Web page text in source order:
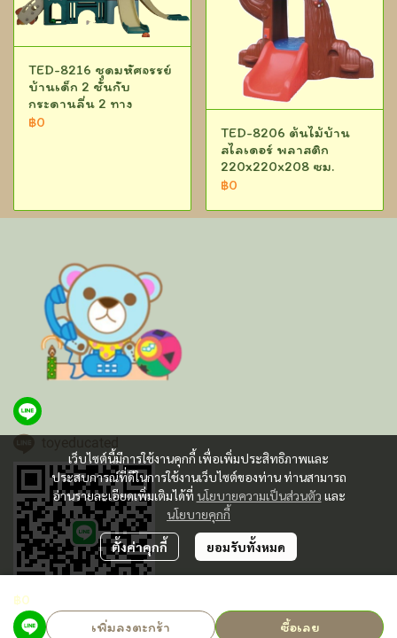
TED-8216 ชุดมหัศจรรย์
บ้านเด็ก 2 ชั้นกับ
กระดานลื่น 2 ทาง
฿0
TED-8206 ต้นไม้บ้าน
สไลเดอร์ พลาสติก
220x220x208 ซม.
฿0
฿0
เพิ่มลงตะกร้า
ซื้อเลย
เว็บไซต์นี้มีการใช้งานคุกกี้ เพื่อเพิ่มประสิทธิภาพและ
ประสบการณ์ที่ดีในการใช้งานเว็บไซต์ของท่าน ท่านสามารถ
อ่านรายละเอียดเพิ่มเติมได้ที่ นโยบายความเป็นส่วนตัว และ
นโยบายคุกกี้
ตั้งค่าคุกกี้ ยอมรับทั้งหมด